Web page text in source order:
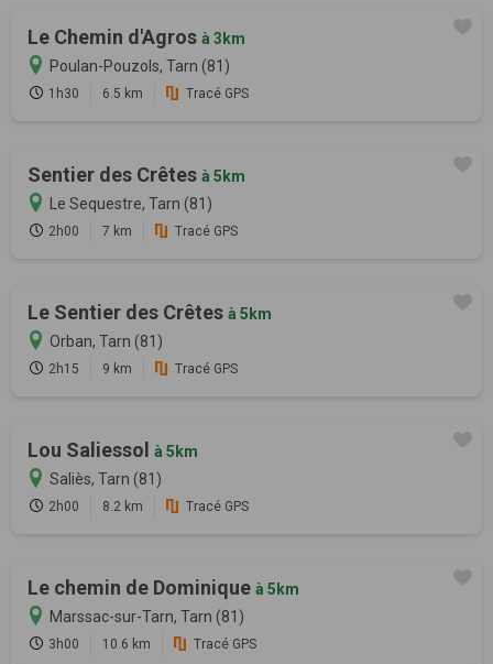
Le Chemin d'Agros à 3km
Poulan-Pouzols, Tarn (81)
1h30 6.5 km Tracé GPS
Sentier des Crêtes à 5km
Le Sequestre, Tarn (81)
2h00 7 km Tracé GPS
Le Sentier des Crêtes à 5km
Orban, Tarn (81)
2h15 9 km Tracé GPS
Lou Saliessol à 5km
Saliès, Tarn (81)
2h00 8.2 km Tracé GPS
Le chemin de Dominique à 5km
Marssac-sur-Tarn, Tarn (81)
3h00 10.6 km Tracé GPS